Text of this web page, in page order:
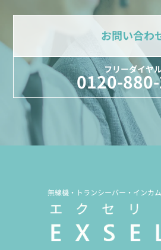
お問い合わ
フリーダイヤ
0120-
無線機・トランシーバー・インカ